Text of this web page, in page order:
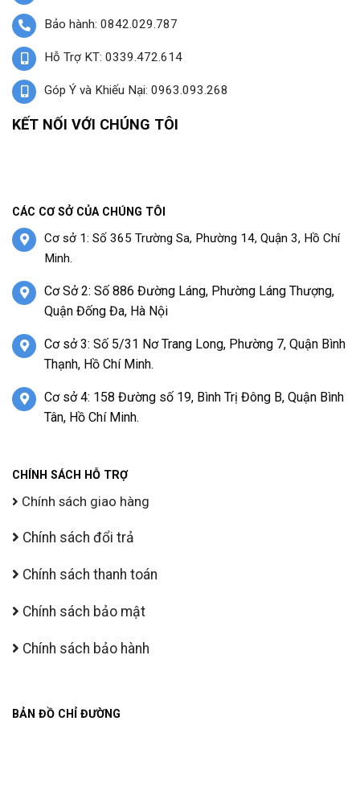
Bảo hành: 0842.029.787
Hỗ Trợ KT: 0339.472.614
Góp Ý và Khiếu Nại: 0963.093.268
KẾT NỐI VỚI CHÚNG TÔI
CÁC CƠ SỞ CỦA CHÚNG TÔI
Cơ sở 1: Số 365 Trường Sa, Phường 14, Quận 3, Hồ Chí
Minh.
Cơ Sở 2: Số 886 Đường Láng, Phường Láng Thượng,
Quận Đống Đa, Hà Nội
Cơ sở 3: Số 5/31 Nơ Trang Long, Phường 7, Quận Bình
Thạnh, Hồ Chí Minh.
Cơ sở 4: 158 Đường số 19, Bình Trị Đông B, Quận Bình
Tân, Hồ Chí Minh.
CHÍNH SÁCH HỖ TRỢ
Chính sách giao hàng
Chính sách đổi trả
Chính sách thanh toán
Chính sách bảo mật
Chính sách bảo hành
BẢN ĐỒ CHỈ ĐƯỜNG